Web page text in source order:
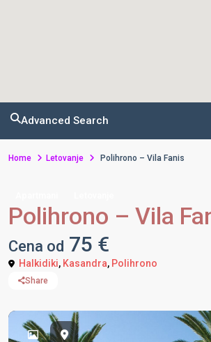
Advanced Search
Home Letovanje Polihrono – Vila Fanis
Polihrono – Vila
Cena od 75 €
Halkidiki, Kasandra, Polihrono
Share